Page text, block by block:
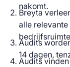
nakomt.
Breyta
alle
Audits
14 dagen,
Audits